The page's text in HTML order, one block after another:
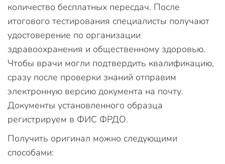
количество бесплатных пересдач. После
итогового тестирования специалисты получают
удостоверение по организации
здравоохранения и общественному здоровью.
Чтобы врачи могли подтвердить квалификацию,
сразу после проверки знаний отправим
электронную версию документа на почту.
Документы установленного образца
регистрируем в ФИС ФРДО.
Получить оригинал можно следующими
способами: